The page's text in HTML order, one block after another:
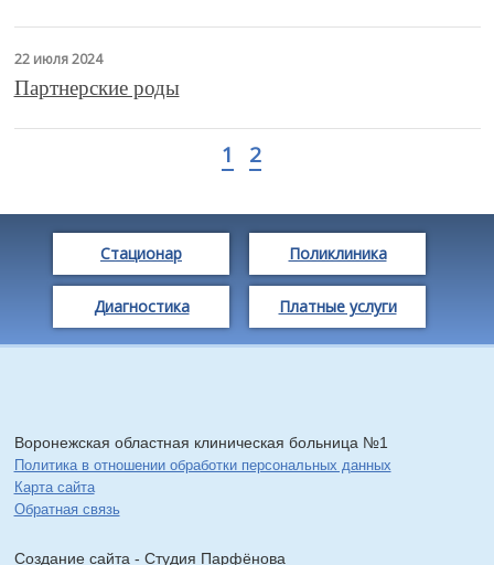
22 июля 2024
Партнерские роды
1 2
Стационар Поликлиника
Диагностика Платные услуги
Воронежская областная клиническая больница №1
Политика в отношении обработки персональных данных
Карта сайта
Обратная связь
Создание сайта - Cтудия Парфёнова